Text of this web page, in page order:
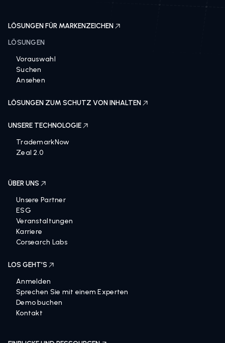
LÖSUNGEN FÜR MARKENZEICHEN
LÖSUNGEN
Vorauswahl
Suchen
Ansehen
LÖSUNGEN ZUM SCHUTZ VON INHALTEN
UNSERE TECHNOLOGIE
TrademarkNow
Zeal 2.0
ÜBER UNS
Unsere Partner
ESG
Veranstaltungen
Karriere
Corsearch Labs
LOS GEHT’S
Anmelden
Sprechen Sie mit einem Experten
Demo buchen
Kontakt